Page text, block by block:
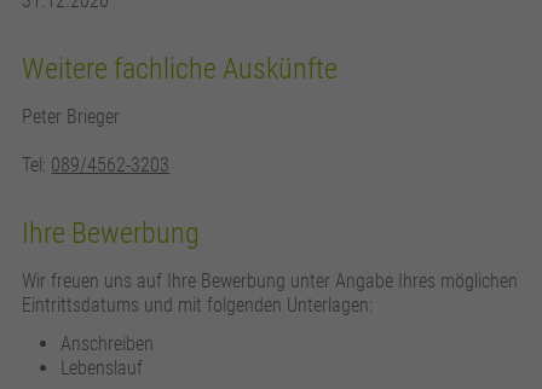
Weitere fachliche Auskünfte
Peter Brieger
Tel: 089/4562-3203
Ihre Bewerbung
Wir freuen uns auf Ihre Bewerbung unter Angabe Ihres möglichen
Eintrittsdatums und mit folgenden Unterlagen:
Anschreiben
Lebenslauf